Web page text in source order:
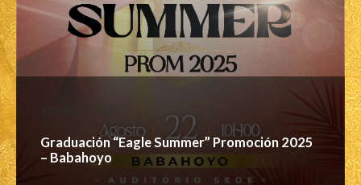
Graduación “Eagle Summer” Promoción 2025
– Babahoyo